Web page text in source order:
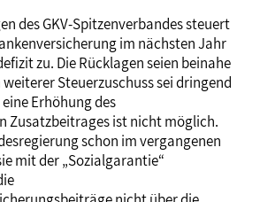
des GKV-Spitzenverbandes steuert
im nächsten Jahr
zu. Die Rücklagen seien beinahe
Steuerzuschuss sei dringend
Erhöhung des
Zusatzbeitrages ist nicht möglich.
schon im vergangenen
mit der „Sozialgarantie“